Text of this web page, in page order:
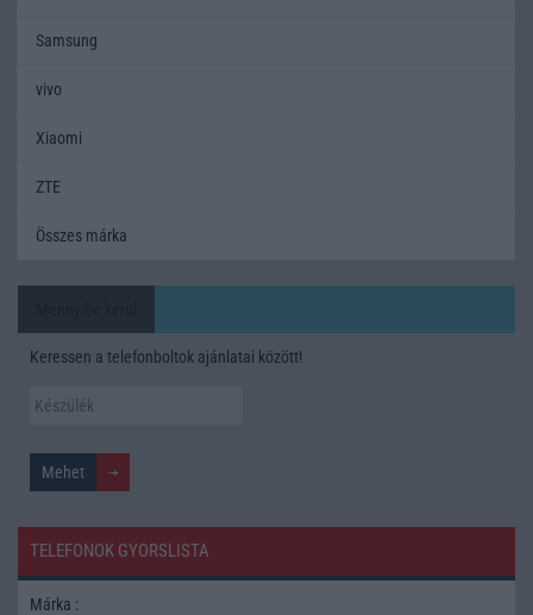
Samsung
vivo
Xiaomi
ZTE
Összes márka
Keressen a telefonboltok ajánlatai között!
TELEFONOK GYORSLISTA
Márka :